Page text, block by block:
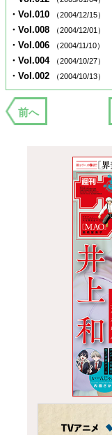
・Vol.010 （2004/12/15）
・Vol.008 （2004/12/01）
・Vol.006 （2004/11/10）
・Vol.004 （2004/10/27）
・Vol.002 （2004/10/13）
前へ